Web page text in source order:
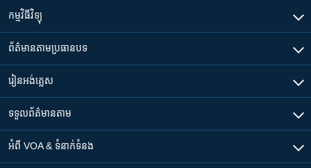
កម្មវិធី​វិទ្យុ
ព័ត៌មាន​តាមប្រធានបទ​
រៀន​​អង់គ្លេស
ទទួល​ព័ត៌មាន​តាម
អំពី​ VOA & ទំនាក់ទំនង